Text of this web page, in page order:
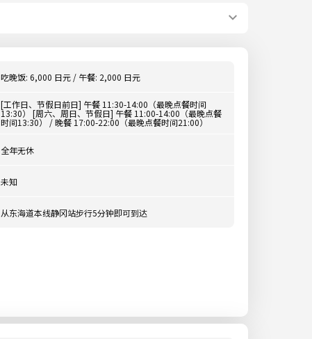
吃晚饭: 6,000 日元 / 午餐: 2,000 日元
[工作日、节假日前日] 午餐 11:30-14:00（最晚点餐时间
13:30） [周六、周日、节假日] 午餐 11:00-14:00（最晚点餐
时间13:30） / 晚餐 17:00-22:00（最晚点餐时间21:00）
全年无休
未知
从东海道本线静冈站步行5分钟即可到达